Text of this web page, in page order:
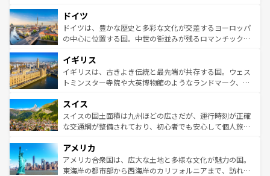
せる。地方によって風土や気候が異なるスペインはその個
性で訪れる人を魅了する。 なお、新着のスペイン情報は コ
ンテンツ一覧を参照してほしい。
で、幅広い魅力が詰まっている。華麗な宮殿、歴史的な大
聖堂、美しいビーチ、そして豊かな自然が、訪れる者を心
から魅了する。また、フランスは美食の国としても知ら
いる。シャンパンの発祥地であるランス、プロヴァンスの
香り高いラベンダー畑など、多彩な楽しみ方が可能だ。さ
らに、パリ以外の地域にも魅力が溢れており、どの街角に
れる地方に足を運ぶとそれぞれで全く異なる文化を体験で
きるだろう。 なお、新着のフランス情報はコンテンツ一覧
を参照してほしい。
ドイツ
ドイツは、豊かな歴史と多彩な文化が交差するヨーロッパ
の中心に位置する国。中世の街並みが残るロマンチック街
顔を持つこの国は、どこを歩いても飽きることがない。ベ
ルリンの文化的活気、バイエルン州のアルプスの絶景、そ
してライン川沿いのワイン畑といった風景は必見。ビール
は、お酒好きな人にはぜひ体験してほしい。 なお、新着の
ドイツ情報はコンテンツ一覧を参照してほしい。
イギリス
イギリスは、古きよき伝統と最先端が共存する国。ウェス
トミンスター寺院や大英博物館のようなランドマーク、歴
リアごとに異なる魅力がある。また、優雅なアフタヌーン
ティー、ビール好きにはたまらない英国パブ、サッカー観
戦など、本場だからこそできる体験も豊富。イギリスを旅
ンツ一覧を参照してほしい。
スイス
スイスの国土面積は九州ほどの広さだが、運行時刻が正確
な交通網が整備されており、初心者でも安心して個人旅行
の建物がそのまま残る町や、スイスならではのユニークな
博物館もあり、アルプス観光だけでなく町歩きも満喫する
ことができる。国民の所得が高いため物価も高いが、旅行
アメリカ
アメリカ合衆国は、広大な土地と多様な文化が魅力の国。
東海岸の都市部から西海岸のカリフォルニアまで、訪れる